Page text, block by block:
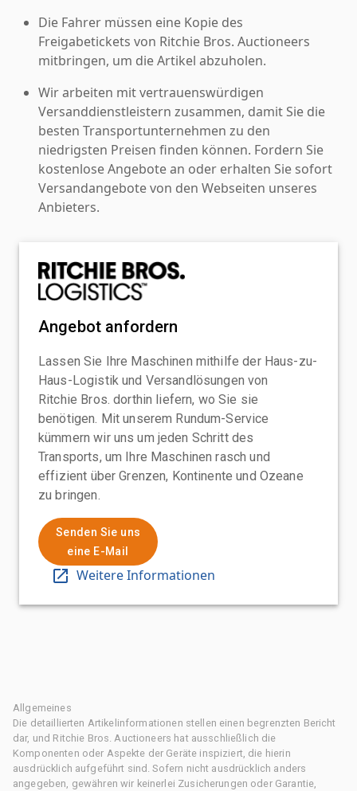
Die Fahrer müssen eine Kopie des
Freigabetickets von Ritchie Bros. Auctioneers
mitbringen, um die Artikel abzuholen.
Wir arbeiten mit vertrauenswürdigen
Versanddienstleistern zusammen, damit Sie die
besten Transportunternehmen zu den
niedrigsten Preisen finden können. Fordern Sie
kostenlose Angebote an oder erhalten Sie sofort
Versandangebote von den Webseiten unseres
Anbieters.
Angebot anfordern
Lassen Sie Ihre Maschinen mithilfe der Haus-zu-
Haus-Logistik und Versandlösungen von
Ritchie Bros. dorthin liefern, wo Sie sie
benötigen. Mit unserem Rundum-Service
kümmern wir uns um jeden Schritt des
Transports, um Ihre Maschinen rasch und
effizient über Grenzen, Kontinente und Ozeane
zu bringen.
Senden Sie uns
eine E-Mail
Weitere Informationen
Allgemeines
Die detaillierten Artikelinformationen stellen einen begrenzten Bericht
dar, und Ritchie Bros. Auctioneers hat ausschließlich die
Komponenten oder Aspekte der Geräte inspiziert, die hierin
ausdrücklich aufgeführt sind. Sofern nicht ausdrücklich anders
angegeben, gewähren wir keinerlei Zusicherungen oder Garantie,